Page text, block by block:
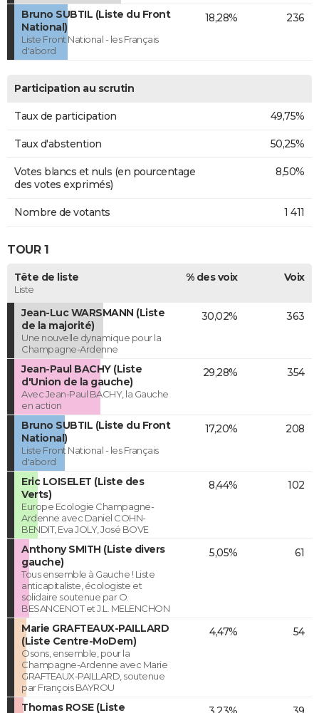
Bruno SUBTIL (Liste du Front
National)
Liste Front National - les Français
d'abord
18,28% 236
Participation au scrutin
Taux de participation 49,75%
Taux d'abstention 50,25%
Votes blancs et nuls (en pourcentage
des votes exprimés)
8,50%
Nombre de votants 1 411
TOUR 1
Tête de liste
Liste
% des voix Voix
Jean-Luc WARSMANN (Liste
de la majorité)
Une nouvelle dynamique pour la
Champagne-Ardenne
30,02% 363
Jean-Paul BACHY (Liste
d'Union de la gauche)
Avec Jean-Paul BACHY, la Gauche
en action
29,28% 354
Bruno SUBTIL (Liste du Front
National)
Liste Front National - les Français
d'abord
17,20% 208
Eric LOISELET (Liste des
Verts)
Europe Ecologie Champagne-
Ardenne avec Daniel COHN-
BENDIT, Eva JOLY, José BOVE
8,44% 102
Anthony SMITH (Liste divers
gauche)
Tous ensemble à Gauche ! Liste
anticapitaliste, écologiste et
solidaire soutenue par O.
BESANCENOT et J.L. MELENCHON
5,05% 61
Marie GRAFTEAUX-PAILLARD
(Liste Centre-MoDem)
Osons, ensemble, pour la
Champagne-Ardenne avec Marie
GRAFTEAUX-PAILLARD, soutenue
par François BAYROU
4,47% 54
Thomas ROSE (Liste